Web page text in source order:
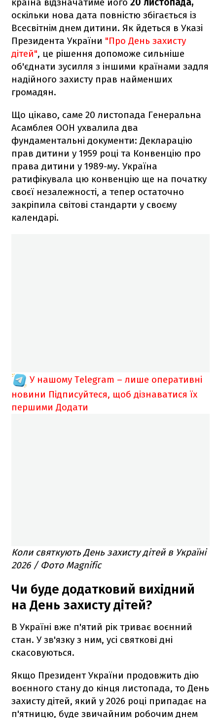
оскільки нова дата повністю збігається із
Всесвітнім днем дитини. Як йдеться в Указі
Президента України "Про День захисту
дітей", це рішення допоможе сильніше
об'єднати зусилля з іншими країнами задля
надійного захисту прав найменших
громадян.
Що цікаво, саме 20 листопада Генеральна
Асамблея ООН ухвалила два
фундаментальні документи: Декларацію
прав дитини у 1959 році та Конвенцію про
права дитини у 1989-му. Україна
ратифікувала цю конвенцію ще на початку
своєї незалежності, а тепер остаточно
закріпила світові стандарти у своєму
календарі.
У нашому Telegram – лише оперативні
новини Підписуйтеся, щоб дізнаватися їх
першими Додати
Коли святкують День захисту дітей в Україні
2026 / Фото Magnific
Чи буде додатковий вихідний
на День захисту дітей?
В Україні вже п'ятий рік триває воєнний
стан. У зв'язку з ним, усі святкові дні
скасовуються.
Якщо Президент України продовжить дію
воєнного стану до кінця листопада, то День
захисту дітей, який у 2026 році припадає на
п'ятницю, буде звичайним робочим днем